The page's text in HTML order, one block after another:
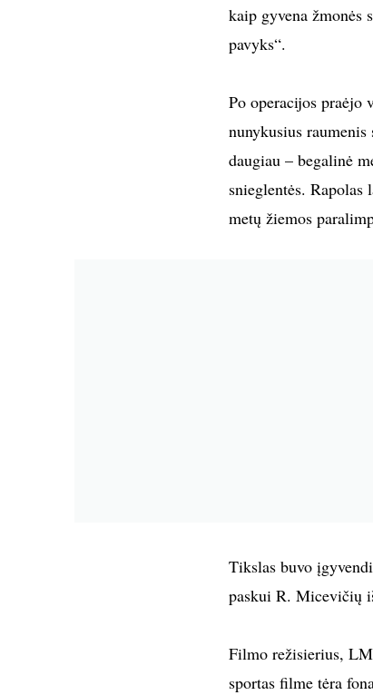
kaip gyvena žmonės
pavyks“.
Po operacijos praėjo
nunykusius
daugiau – begalinė
snieglentės.
metų žiemos
Tikslas buvo
paskui R. Micevičių
Filmo režisierius,
sportas filme tėra